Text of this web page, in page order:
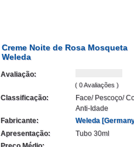
Creme Noite de Rosa Mosqueta
Weleda
Avaliação:
( 0 Avaliações )
Classificação:
Face/ Pescoço/
Anti-Idade
Fabricante:
Weleda
Apresentação:
Tubo 30ml